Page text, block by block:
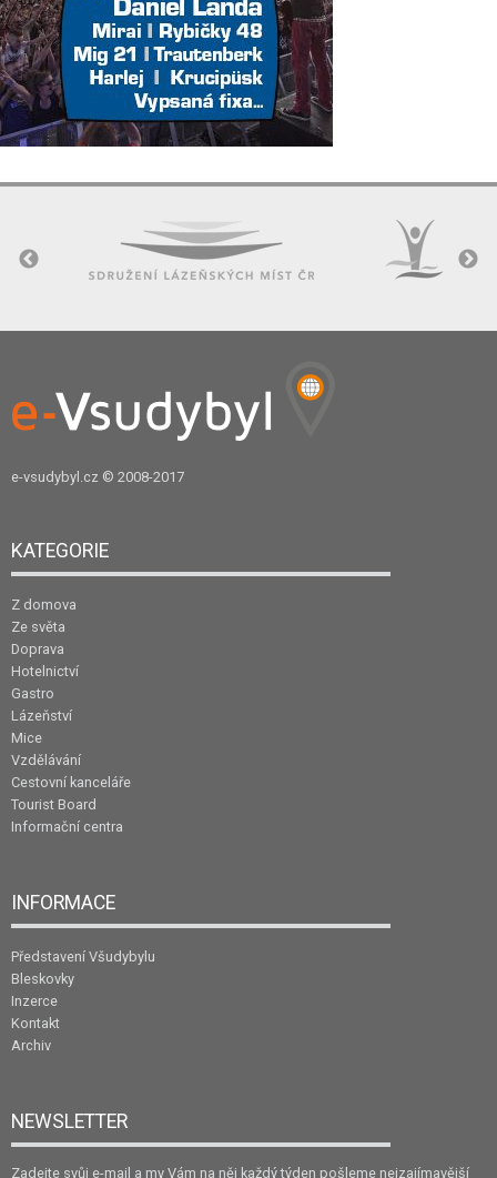
e-vsudybyl.cz © 2008-2017
KATEGORIE
Z domova
Ze světa
Doprava
Hotelnictví
Gastro
Lázeňství
Mice
Vzdělávání
Cestovní kanceláře
Tourist Board
Informační centra
INFORMACE
Představení Všudybylu
Bleskovky
Inzerce
Kontakt
Archiv
NEWSLETTER
Zadejte svůj e-mail a my Vám na něj každý týden pošleme nejzajímavější